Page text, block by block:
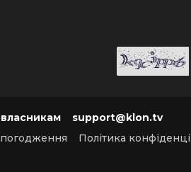
support@klon.tv
Політика